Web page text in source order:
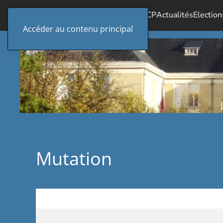
Accéder au contenu principal
Le SICPActualités
Mutation